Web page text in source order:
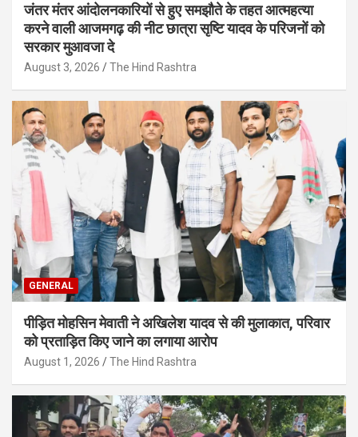
जंतर मंतर आंदोलनकारियों से हुए समझौते के तहत आत्महत्या
करने वाली आजमगढ़ की नीट छात्रा सृष्टि यादव के परिजनों को
सरकार मुआवजा दे
August 3, 2026 The Hind Rashtra
GENERAL
पीड़ित मोहसिन मेवाती ने अखिलेश यादव से की मुलाकात, परिवार
को प्रताड़ित किए जाने का लगाया आरोप
August 1, 2026 The Hind Rashtra